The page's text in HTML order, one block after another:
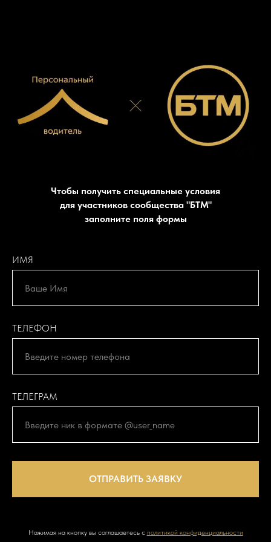
Чтобы получить специальные условия
для участников сообщества "БТМ"
заполните поля формы
ИМЯ
ТЕЛЕФОН
ТЕЛЕГРАМ
ОТПРАВИТЬ ЗАЯВКУ
Нажимая на кнопку вы соглашаетесь с политикой конфиденциальности